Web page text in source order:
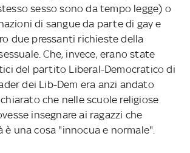
sesso sono da tempo legge) o
di sangue da parte di gay e
due pressanti richieste della
Che, invece, erano state
del partito Liberal-Democratico di
dei Lib-Dem era anzi andato
che nelle scuole religiose
insegnare ai ragazzi che
è una cosa "innocua e normale".